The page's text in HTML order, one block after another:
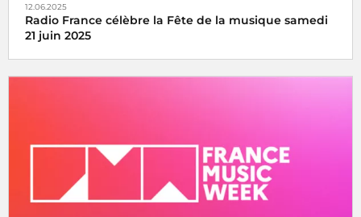
12.06.2025
Radio France célèbre la Fête de la musique samedi
21 juin 2025